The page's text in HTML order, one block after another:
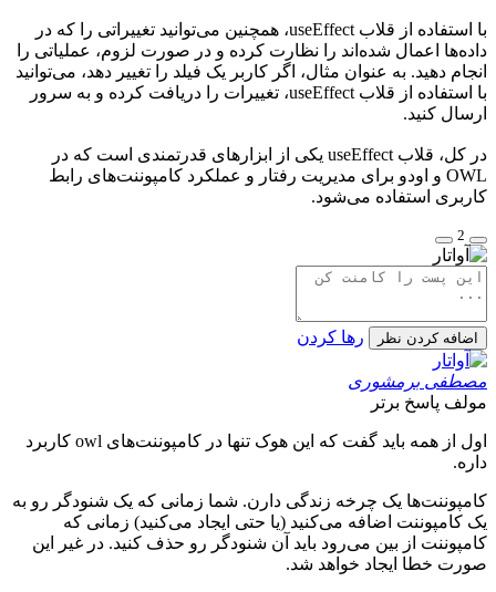
با استفاده از قلاب useEffect، همچنین می‌توانید تغییراتی را که در
داده‌ها اعمال شده‌اند را نظارت کرده و در صورت لزوم، عملیاتی را
انجام دهید. به عنوان مثال، اگر کاربر یک فیلد را تغییر دهد، می‌توانید
با استفاده از قلاب useEffect، تغییرات را دریافت کرده و به سرور
ارسال کنید.
در کل، قلاب useEffect یکی از ابزارهای قدرتمندی است که در
OWL و اودو برای مدیریت رفتار و عملکرد کامپوننت‌های رابط
کاربری استفاده می‌شود.
2
اضافه کردن نظر رها کردن
مصطفی برمشوری
مولف پاسخ برتر
اول از همه باید گفت که این هوک تنها در کامپوننت‌های owl کاربرد
داره.
کامپوننت‌ها یک چرخه زندگی دارن. شما زمانی که یک شنودگر رو به
یک کامپوننت اضافه می‌کنید (یا حتی ایجاد می‌کنید) زمانی که
کامپوننت از بین می‌رود باید آن شنودگر رو حذف کنید. در غیر این
صورت خطا ایجاد خواهد شد.